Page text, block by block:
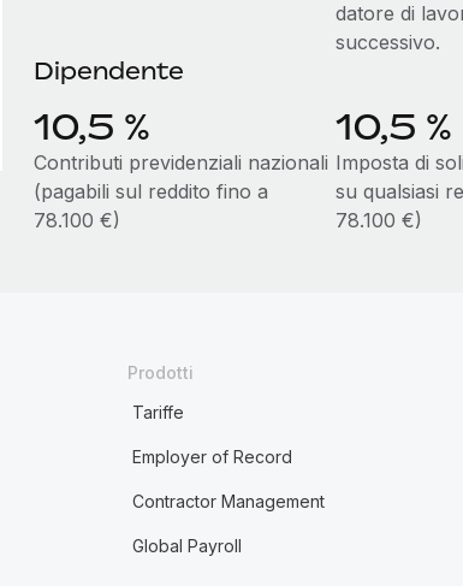
datore di
successivo.
Dipendente
10,5 %
Contributi previdenziali nazionali
(pagabili sul reddito fino a
78.100 €)
10,5 %
Imposta di
su qualsiasi
78.100 €)
Prodotti
Tariffe
Employer of Record
Contractor Management
Global Payroll